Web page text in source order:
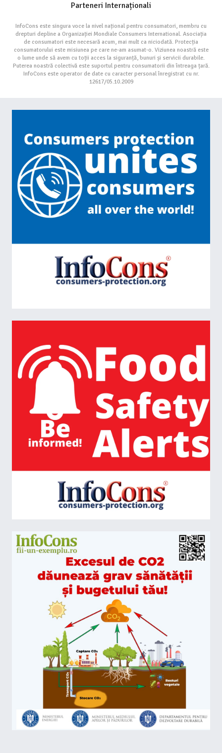
Parteneri Internaționali
InfoCons este singura voce la nivel național pentru consumatori, membru cu
drepturi depline a Organizației Mondiale Consumers International. Asociația
de consumatori este necesară acum, mai mult ca niciodată. Protecția
consumatorului este misiunea pe care ne-am asumat-o. Viziunea noastră este
o lume unde să avem cu toții acces la siguranță, bunuri și servicii durabile.
Puterea noastră colectivă este suportul pentru consumatorii din întreaga țară.
InfoCons este operator de date cu caracter personal înregistrat cu nr.
12617/05.10.2009